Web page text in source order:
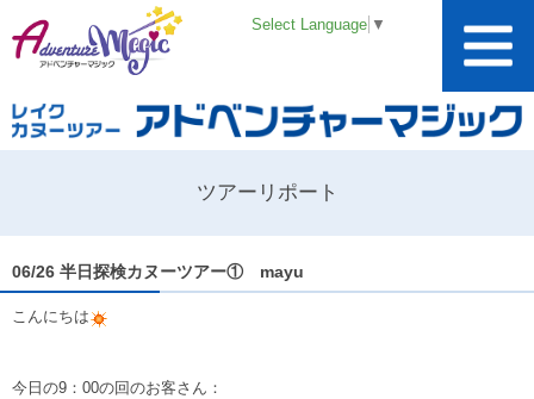
Select Language ▼
ツアーリポート
06/26 半日探検カヌーツアー① mayu
こんにちは
今日の9：00の回のお客さん：